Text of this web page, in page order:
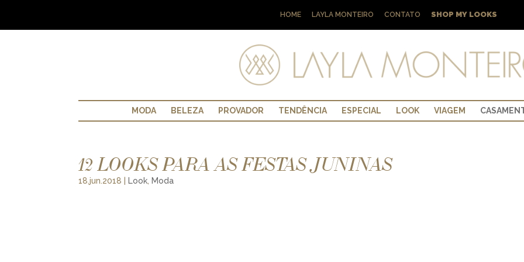
HOME LAYLA MONTEIRO CONTATO SHOP MY LOOKS
MODA BELEZA PROVADOR TENDÊNCIA ESPECIAL LOOK VIAGEM
12 LOOKS PARA AS FESTAS JUNINAS
18.jun.2018 Look, Moda